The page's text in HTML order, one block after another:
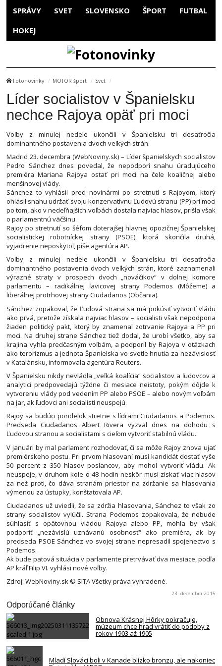
SPRÁVY SVET SLOVENSKO ŠPORT FUTBAL
HOKEJ
Fotonovinky MOTOR šport Svet
Líder socialistov v Španielsku
nechce Rajoya opäť pri moci
Voľby z minulej nedele ukončili v Španielsku tri desaťročia
dominantného postavenia dvoch veľkých strán.
Madrid 23. decembra (WebNoviny.sk) – Líder španielskych socialistov
Pedro Sánchez dnes povedal, že nepodporí snahu úradujúceho
premiéra Mariana Rajoya ostať pri moci na čele koaličnej alebo
menšinovej vlády.
Sánchez to vyhlásil pred novinármi po stretnutí s Rajoyom, ktorý
ohlásil snahu udržať svoju konzervatívnu Ľudovú stranu (PP) pri moci
po tom, ako v nedeľňajších voľbách dostala najviac hlasov, prišla však
o parlamentnú väčšinu.
Rajoy po stretnutí so šéfom doterajšej hlavnej opozičnej Španielskej
socialistickej robotníckej strany (PSOE), ktorá skončila druhá,
vyjadrenie neposkytol, píše agentúra AP.
Voľby z minulej nedele ukončili v Španielsku tri desaťročia
dominantného postavenia dvoch veľkých strán, ktoré zaznamenali
výrazné straty v prospech dvoch „nováčikov“ v dolnej komore
parlamentu – radikálnej ľavicovej strany Podemos (Môžeme) a
liberálnej protrhovej strany Ciudadanos (Občania).
Sánchez zopakoval, že Ľudová strana sa má pokúsiť vytvoriť vládu
ako prvá, pretože získala najviac hlasov – socialisti však nepodporia
žiaden politický pakt, ktorý by znamenal zotrvanie Rajoya a PP pri
moci. Na druhej strane Sánchez tiež dodal, že urobí všetko, aby sa
krajina vyhla predčasným voľbám, a podporil by Rajoya v otázkach
ako terorizmus a jednota Španielska vo svetle hnutia za nezávislosť
v Katalánsku, informovala agentúra Reuters.
V Španielsku nikdy nevládla „veľká koalícia“ socialistov a ľudovcov a
analytici predpovedajú týždne či mesiace neistoty, pokým dôjde k
vytvoreniu vlády pod vedením PP alebo PSOE – alebo novým voľbám
na jar, ak ľudovci ani socialisti neuspejú.
Rajoy sa budúci pondelok stretne s lídrami Ciudadanos a Podemos.
Predseda Ciudadanos Albert Rivera vyzval dnes na dohodu s
Ľudovou stranou a socialistami s cieľom vytvoriť stabilnú vládu.
V januári by mal parlament rozhodovať, či sa môže Rajoy znova ujať
premiérskeho postu. Pri prvom hlasovaní musí kandidát dostať vyše
50 percent z 350 hlasov poslancov, aby mohol vytvoriť vládu. Ak
neuspeje, v druhom kole o 48 hodín neskôr musí získať viac hlasov
za než proti, čo dáva stranám priestor na zdržanie sa hlasovania
výmenou za ústupky, konštatovala AP.
Ciudadanos už uviedli, že sa zdržia hlasovania, Sánchez to však zo
strany socialistov vylúčil. Strana Podemos zopakovala, že nebude
súhlasiť s opätovnou vládou Rajoya alebo PP, mohla by však
podporiť „nezávislú uznávanú osobnosť“ ako premiéra, ak by
predseda PSOE Sánchez vo svojej strane nepresadil spojenectvo s
Podemos.
Ak bude patová situácia v parlamente pretrvávať dva mesiace, podľa
AP kráľ Filip VI. vyhlási nové voľby.
Zdroj: WebNoviny.sk © SITA Všetky práva vyhradené.
23. decembra 2015
Odporúčané články
Obnova Krásnej Hôrky pokračuje,
múzeum chce hrad vrátiť do podoby z
rokov 1903 až 1905
Mladí Slováci boli v Kanade blízko bronzu, ale nakoniec